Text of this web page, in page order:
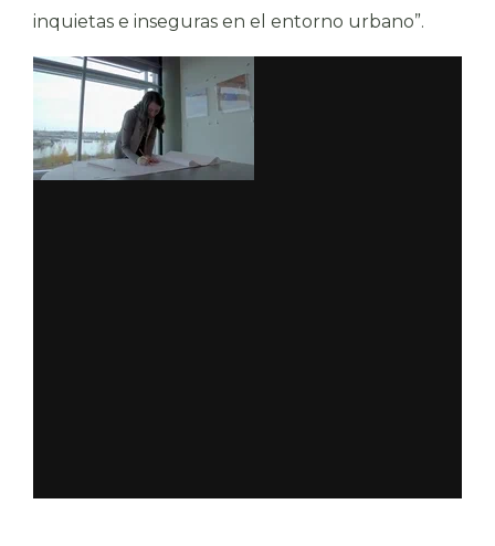
inquietas e inseguras en el entorno urbano”.